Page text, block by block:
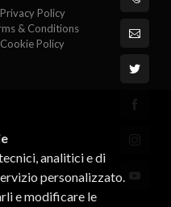
Privacy Policy
& Conditions
Cookie Policy
analitici e di
personalizzato.
e modificare le